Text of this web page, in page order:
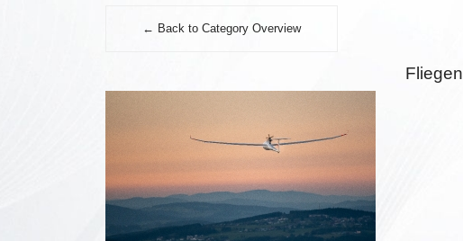
← Back to Category Overview
Fliegen